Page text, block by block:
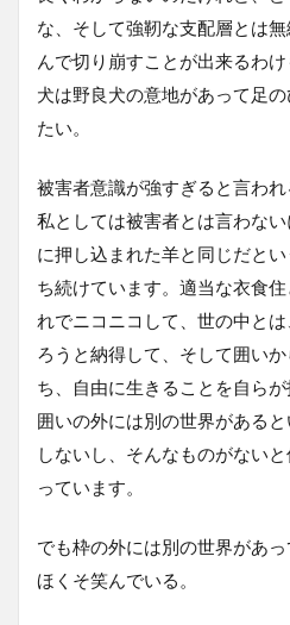
な、そして強靭な支配層とは
んで切り崩すことが出来るわ
犬は野良犬の意地があって足
たい。
被害者意識が強すぎると言われ
私としては被害者とは言わな
に押し込まれた羊と同じだと
ち続けています。適当な衣食
れでニコニコして、世の中と
ろうと納得して、そして囲い
ち、自由に生きることを自ら
囲いの外には別の世界がある
しないし、そんなものがない
っています。
でも枠の外には別の世界があ
ほくそ笑んでいる。